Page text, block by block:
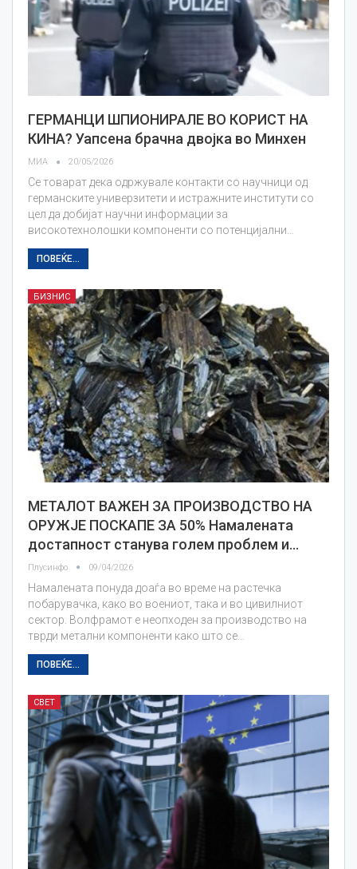
ГЕРМАНЦИ ШПИОНИРАЛЕ ВО КОРИСТ НА
КИНА? Уапсена брачна двојка во Минхен
МИА 20/05/2026
Се товарат дека одржувале контакти со научници од
германските универзитети и истражните институти со
цел да добијат научни информации за
високотехнолошки компоненти со потенцијални…
ПОВЕЌЕ...
БИЗНИС
МЕТАЛОТ ВАЖЕН ЗА ПРОИЗВОДСТВО НА
ОРУЖЈЕ ПОСКАПЕ ЗА 50% Намалената
достапност станува голем проблем и…
Плусинфо 09/04/2026
Намалената понуда доаѓа во време на растечка
побарувачка, како во воениот, така и во цивилниот
сектор. Волфрамот е неопходен за производство на
тврди метални компоненти како што се…
ПОВЕЌЕ...
СВЕТ